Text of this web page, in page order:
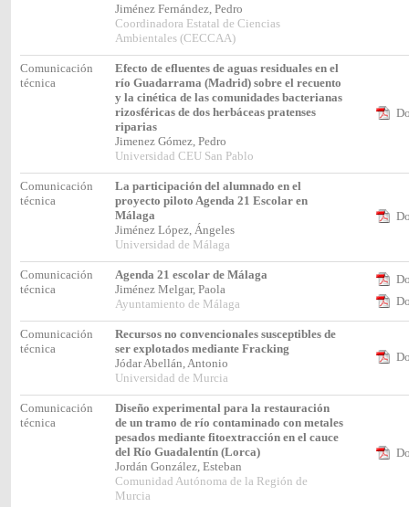
Jiménez Fernández, Pedro
Coordinadora Estatal de Ciencias
Ambientales (CECCAA)
Comunicación
técnica
Efecto de efluentes de aguas residuales en el
río Guadarrama (Madrid) sobre el recuento
y la cinética de las comunidades bacterianas
rizosféricas de dos herbáceas pratenses
riparias
Jimenez Gómez, Pedro
Universidad CEU San Pablo
Comunicación
técnica
La participación del alumnado en el
proyecto piloto Agenda 21 Escolar en
Málaga
Jiménez López, Ángeles
Universidad de Málaga
Comunicación
técnica
Agenda 21 escolar de Málaga
Jiménez Melgar, Paola
Ayuntamiento de Málaga
Comunicación
técnica
Recursos no convencionales susceptibles de
ser explotados mediante Fracking
Jódar Abellán, Antonio
Universidad de Murcia
Comunicación
técnica
Diseño experimental para la restauración
de un tramo de río contaminado con metales
pesados mediante fitoextracción en el cauce
del Río Guadalentín (Lorca)
Jordán González, Esteban
Comunidad Autónoma de la Región de
Murcia